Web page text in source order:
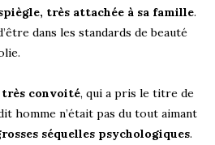
très attachée à sa famille.
dans les standards de beauté
très convoité, qui a pris le titre de
homme n’était pas du tout aimant
séquelles psychologiques.